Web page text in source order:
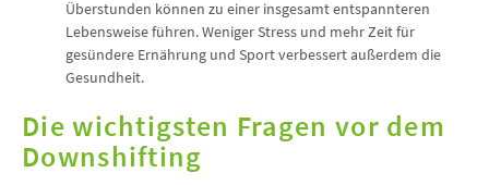
Überstunden können zu einer insgesamt entspannteren
Lebensweise führen. Weniger Stress und mehr Zeit für
gesündere Ernährung und Sport verbessert außerdem die
Gesundheit.
Die wichtigsten Fragen vor dem
Downshifting